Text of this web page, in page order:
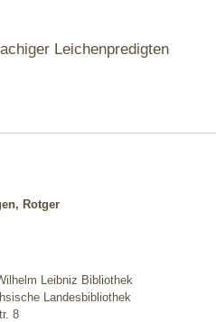
Leichenpredigten
Rotger
Leibniz Bibliothek
Landesbibliothek
8